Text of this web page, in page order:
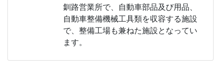
釧路営業所で、自動車部品及び用品、
自動車整備機械工具類を収容する施設
で、整備工場も兼ねた施設となってい
ます。